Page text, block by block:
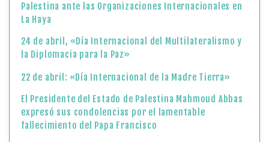
Palestina ante las Organizaciones Internacionales en
La Haya
24 de abril, «Día Internacional del Multilateralismo y
la Diplomacia para la Paz»
22 de abril: «Día Internacional de la Madre Tierra»
El Presidente del Estado de Palestina Mahmoud Abbas
expresó sus condolencias por el lamentable
fallecimiento del Papa Francisco